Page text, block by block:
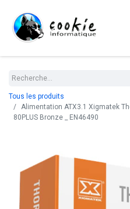
Tous les produits
Alimentation ATX3.1 Xigmatek
80PLUS Bronze _ EN46490